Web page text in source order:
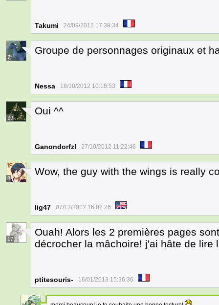
Takumi 24/09/2012 17:39:34
7
Groupe de personnages originaux et
Nessa 18/10/2012 10:18:53
39
Oui ^^
Ganondorfzl 27/10/2012 11:22:46
8
Wow, the guy with the wings is really
lig47 07/12/2012 16:02:26
17
Ouah! Alors les 2 premières pages
décrocher la mâchoire! j'ai hâte de lire
ptitesouris- 16/01/2013 15:36:36